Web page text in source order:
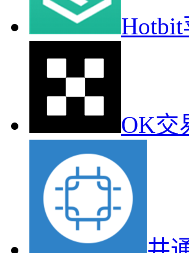
OK交